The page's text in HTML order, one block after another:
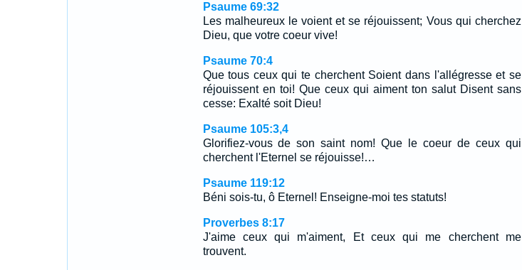
Psaume 69:32
Les malheureux le voient et se réjouissent; Vous qui cherchez
Dieu, que votre coeur vive!
Psaume 70:4
Que tous ceux qui te cherchent Soient dans l'allégresse et se
réjouissent en toi! Que ceux qui aiment ton salut Disent sans
cesse: Exalté soit Dieu!
Psaume 105:3,4
Glorifiez-vous de son saint nom! Que le coeur de ceux qui
cherchent l'Eternel se réjouisse!…
Psaume 119:12
Béni sois-tu, ô Eternel! Enseigne-moi tes statuts!
Proverbes 8:17
J'aime ceux qui m'aiment, Et ceux qui me cherchent me
trouvent.